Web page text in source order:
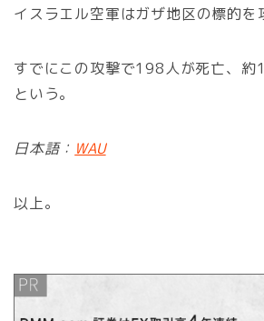
イスラエル空軍はガザ地区の標的を
すでにこの攻撃で198人が死亡、約
という。
日本語： WAU
以上。